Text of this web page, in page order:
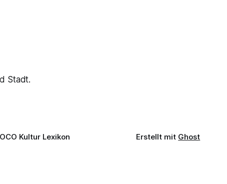
Stadt.
Kultur Lexikon Erstellt mit Ghost